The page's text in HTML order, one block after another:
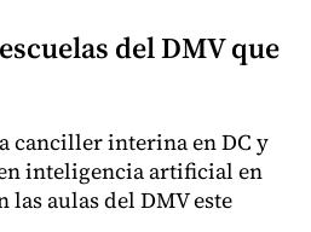
del DMV que
canciller interina en DC y
inteligencia artificial en
las aulas del DMV este